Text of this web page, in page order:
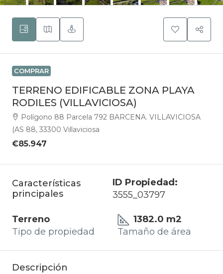
COMPRAR
TERRENO EDIFICABLE ZONA PLAYA
RODILES (VILLAVICIOSA)
Polígono 88 Parcela 792 BARCENA. VILLAVICIOSA
(AS 88, 33300 Villaviciosa
€85.947
Características
principales
ID Propiedad:
3555_03797
Terreno
Tipo de propiedad
1382.0 m2
Tamaño de área
Descripción